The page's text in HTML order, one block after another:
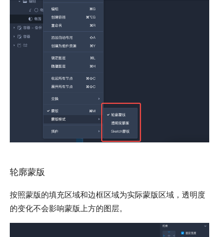
轮廓蒙版
按照蒙版的填充区域和边框区域为实际蒙版区域，透明度
的变化不会影响蒙版上方的图层。